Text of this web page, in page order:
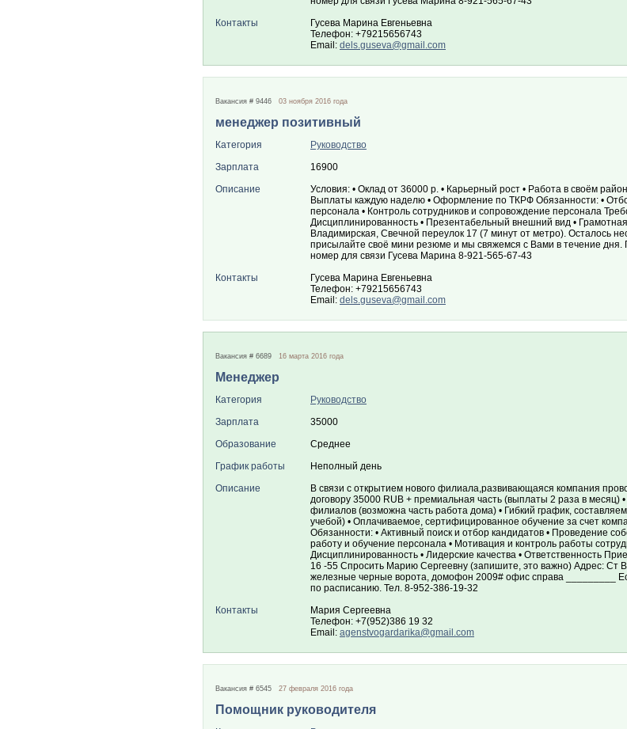
Контакты
Гусева Марина Евгеньевна
Телефон: +79215656743
Email: dels.guseva@gmail.com
Вакансия # 9446 03 ноября 2016 года
менеджер позитивный
Категория
Руководство
Зарплата
16900
Описание
Условия: • Оклад от 36000 р. • Карьерный рост • Работа в своём
Выплаты каждую наделю • Оформление по ТКРФ Обязанности: •
персонала • Контроль сотрудников и сопровождение персонала
Дисциплинированность • Презентабельный внешний вид •
Владимирская, Свечной переулок 17 (7 минут от метро). Осталось
присылайте своё мини резюме и мы свяжемся с Вами в течение
номер для связи Гусева Марина 8-921-565-67-43
Контакты
Гусева Марина Евгеньевна
Телефон: +79215656743
Email: dels.guseva@gmail.com
Вакансия # 6689 16 марта 2016 года
Менеджер
Категория
Руководство
Зарплата
35000
Образование
Среднее
График работы
Неполный день
Описание
В связи с открытием нового филиала,развивающаяся компания
договору 35000 RUB + премиальная часть (выплаты 2 раза в
филиалов (возможна часть работа дома) • Гибкий график,
учебой) • Оплачиваемое, сертифицированное обучение за счет
Обязанности: • Активный поиск и отбор кандидатов • Проведение
работу и обучение персонала • Мотивация и контроль работы
Дисциплинированность • Лидерские качества • Ответственность
16 -55 Спросить Марию Сергеевну (запишите, это важно) Адрес: Ст
железные черные ворота, домофон 2009# офис справа _________
по расписанию. Тел. 8-952-386-19-32
Контакты
Мария Сергеевна
Телефон: +7(952)386 19 32
Email: agenstvogardarika@gmail.com
Вакансия # 6545 27 февраля 2016 года
Помощник руководителя